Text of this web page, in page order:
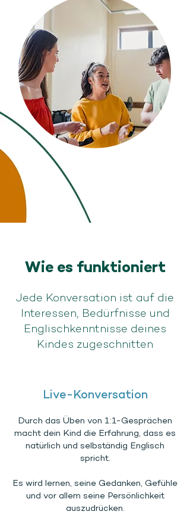
Wie es funktioniert
Jede Konversation ist auf die
Interessen, Bedürfnisse und
Englischkenntnisse deines
Kindes zugeschnitten
Live-Konversation
Durch das Üben von 1:1-Gesprächen
macht dein Kind die Erfahrung, dass es
natürlich und selbständig Englisch
spricht.
Es wird lernen, seine Gedanken, Gefühle
und vor allem seine Persönlichkeit
auszudrücken.